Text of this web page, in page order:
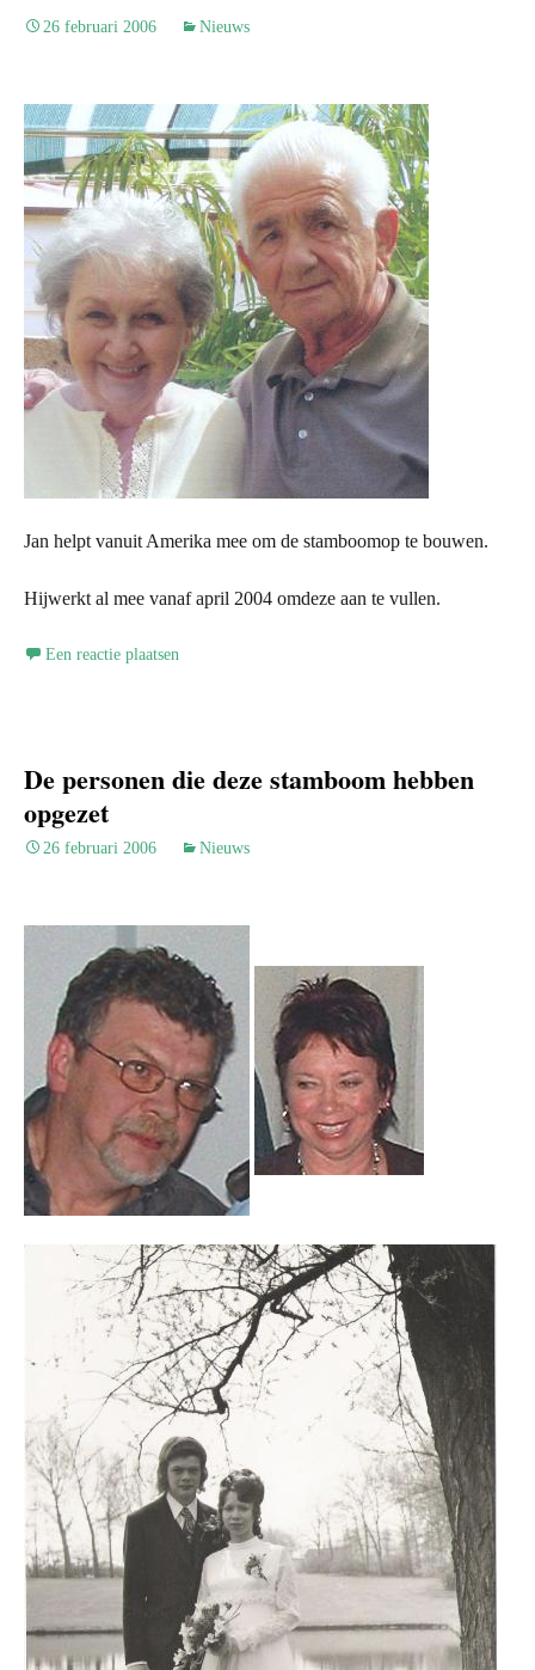
26 februari 2006 Nieuws
Jan helpt vanuit Amerika mee om de stamboomop te bouwen.
Hijwerkt al mee vanaf april 2004 omdeze aan te vullen.
Een reactie plaatsen
De personen die deze stamboom hebben
opgezet
26 februari 2006 Nieuws